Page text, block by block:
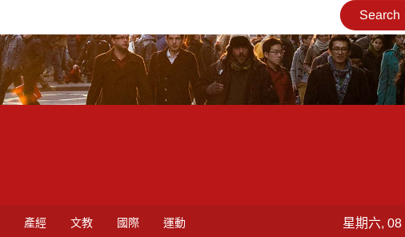
產經 文教 國際 運動 星期六,